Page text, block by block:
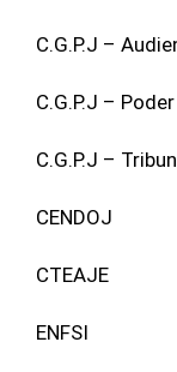
C.G.P.J –
C.G.P.J –
C.G.P.J –
CENDOJ
CTEAJE
ENFSI